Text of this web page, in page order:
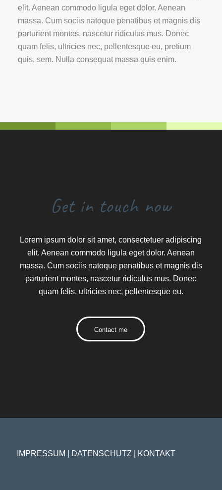
elit. Aenean commodo ligula eget dolor. Aenean
massa. Cum sociis natoque penatibus et magnis dis
parturient montes, nascetur ridiculus mus. Donec
quam felis, ultricies nec, pellentesque eu, pretium
quis, sem. Nulla consequat massa quis enim.
Get in touch now
Lorem ipsum dolor sit amet, consectetuer adipiscing
elit. Aenean commodo ligula eget dolor. Aenean
massa. Cum sociis natoque penatibus et magnis dis
parturient montes, nascetur ridiculus mus. Donec
quam felis, ultricies nec, pellentesque eu.
Contact me
IMPRESSUM DATENSCHUTZ KONTAKT